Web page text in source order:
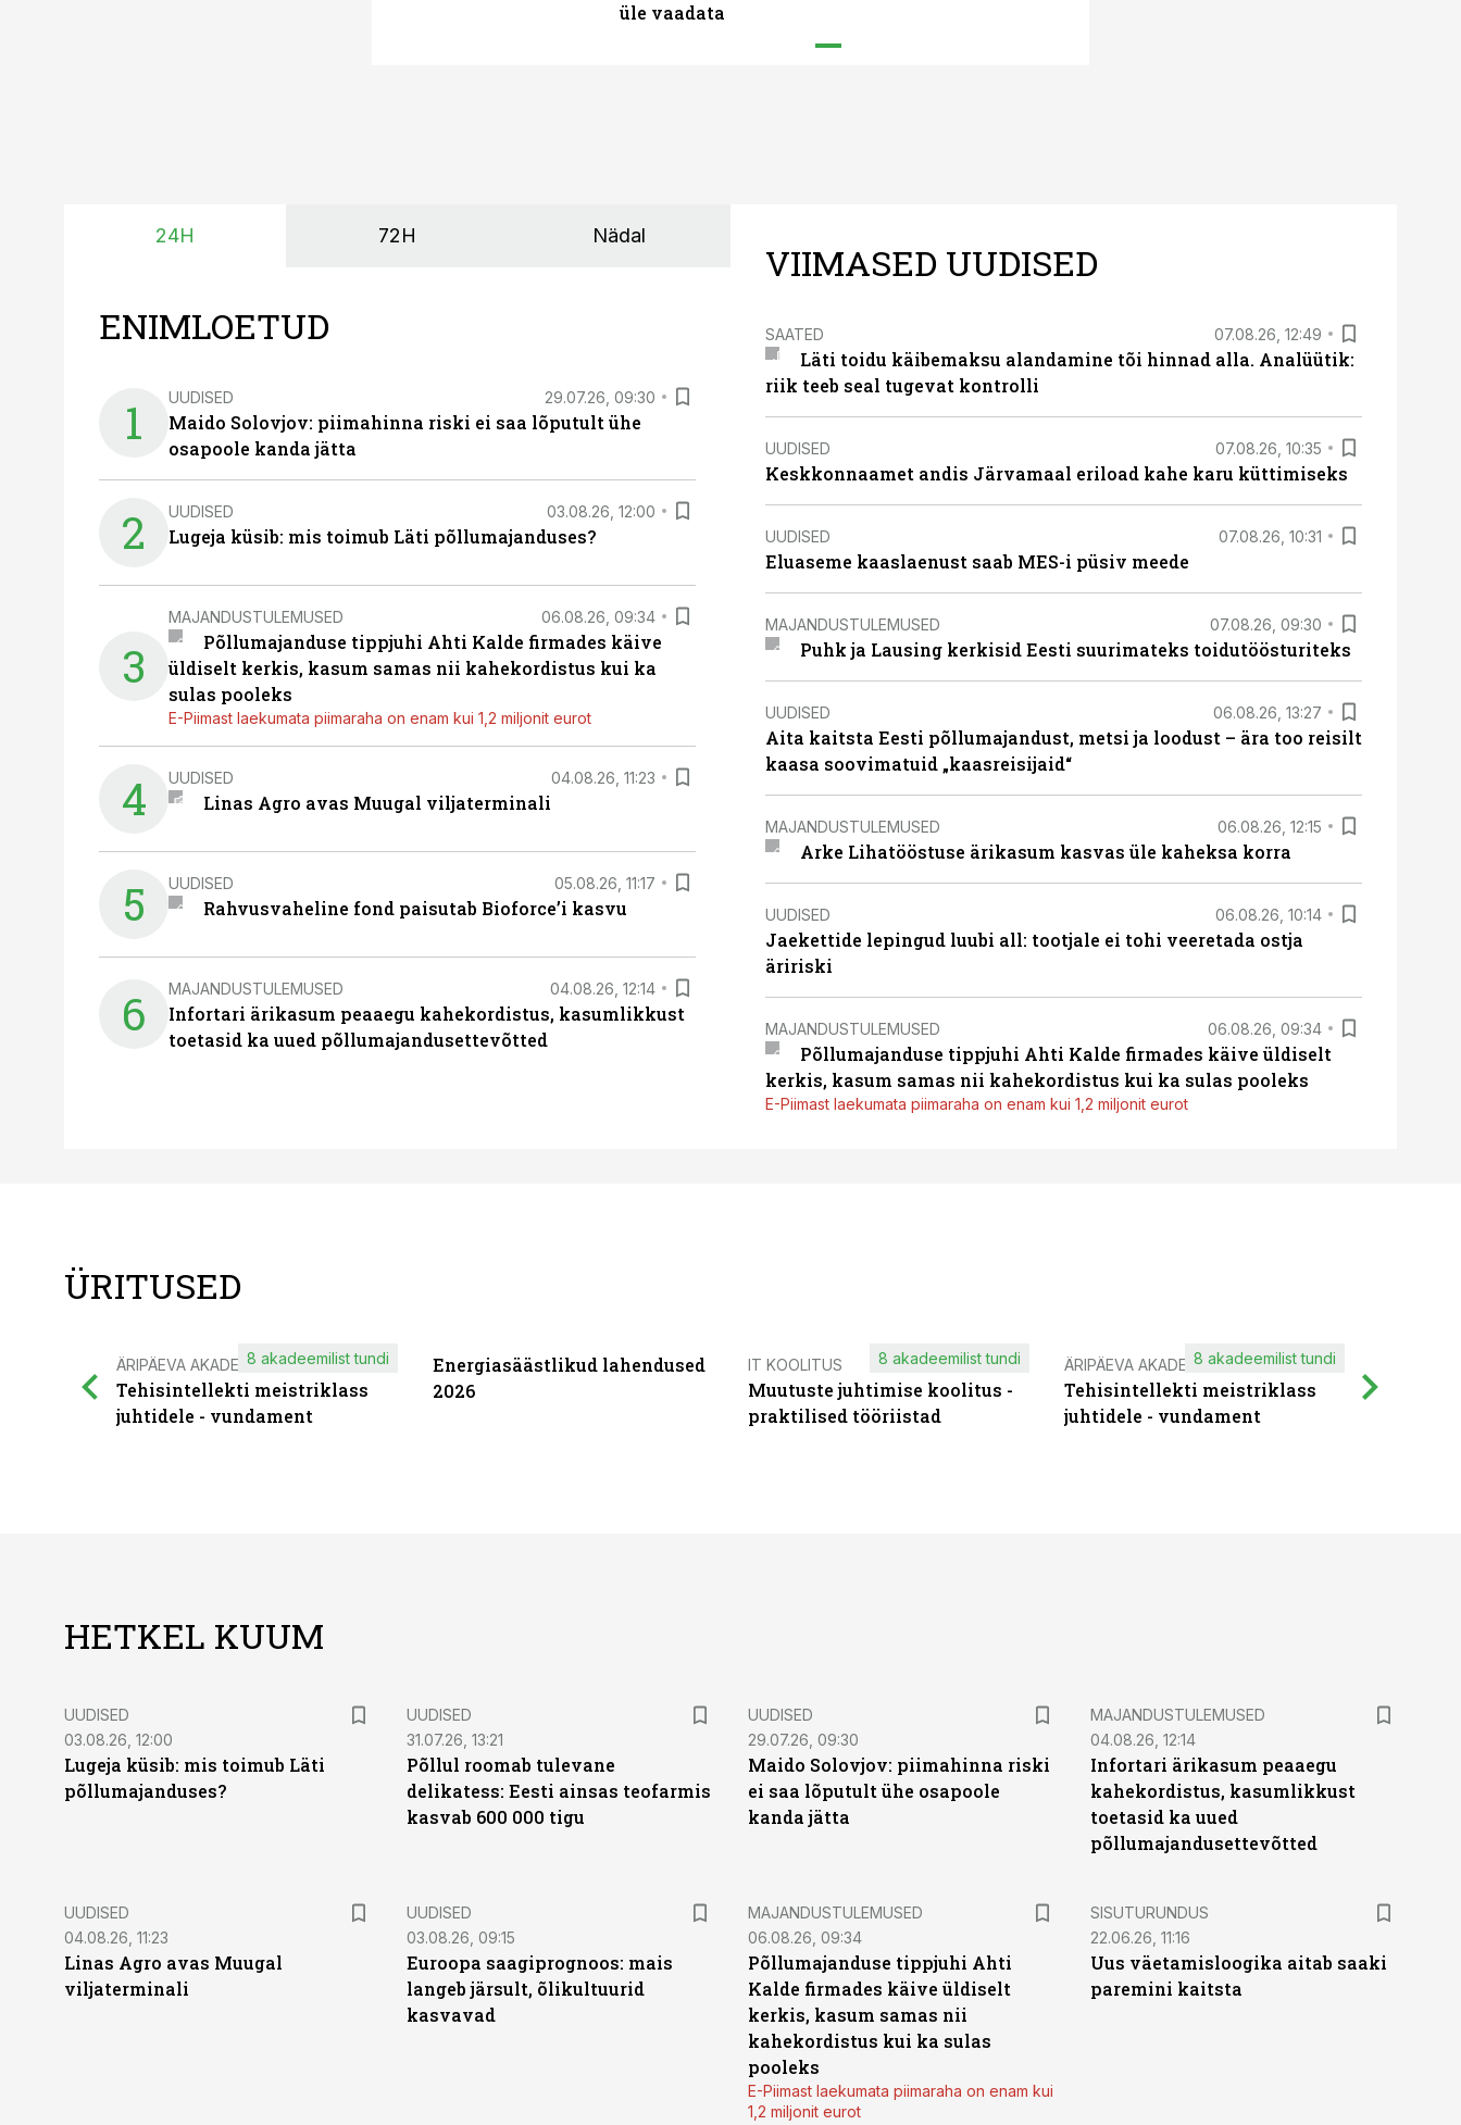
üle vaadata
24H 72H Nädal
ENIMLOETUD
1 UUDISED 29.07.26, 09:30
Maido Solovjov: piimahinna riski ei saa lõputult ühe
osapoole kanda jätta
2 UUDISED 03.08.26, 12:00
Lugeja küsib: mis toimub Läti põllumajanduses?
3
MAJANDUSTULEMUSED 06.08.26, 09:34
Põllumajanduse tippjuhi Ahti Kalde firmades käive
üldiselt kerkis, kasum samas nii kahekordistus kui ka
sulas pooleks
E-Piimast laekumata piimaraha on enam kui 1,2 miljonit eurot
4 UUDISED 04.08.26, 11:23
Linas Agro avas Muugal viljaterminali
5 UUDISED 05.08.26, 11:17
Rahvusvaheline fond paisutab Bioforce’i kasvu
6 MAJANDUSTULEMUSED 04.08.26, 12:14
Infortari ärikasum peaaegu kahekordistus, kasumlikkust
toetasid ka uued põllumajandusettevõtted
VIIMASED UUDISED
SAATED 07.08.26, 12:49
Läti toidu käibemaksu alandamine tõi hinnad alla. Analüütik:
riik teeb seal tugevat kontrolli
UUDISED 07.08.26, 10:35
Keskkonnaamet andis Järvamaal eriload kahe karu küttimiseks
UUDISED 07.08.26, 10:31
Eluaseme kaaslaenust saab MES-i püsiv meede
MAJANDUSTULEMUSED 07.08.26, 09:30
Puhk ja Lausing kerkisid Eesti suurimateks toidutöösturiteks
UUDISED 06.08.26, 13:27
Aita kaitsta Eesti põllumajandust, metsi ja loodust – ära too reisilt
kaasa soovimatuid „kaasreisijaid“
MAJANDUSTULEMUSED 06.08.26, 12:15
Arke Lihatööstuse ärikasum kasvas üle kaheksa korra
UUDISED 06.08.26, 10:14
Jaekettide lepingud luubi all: tootjale ei tohi veeretada ostja
äririski
MAJANDUSTULEMUSED 06.08.26, 09:34
Põllumajanduse tippjuhi Ahti Kalde firmades käive üldiselt
kerkis, kasum samas nii kahekordistus kui ka sulas pooleks
E-Piimast laekumata piimaraha on enam kui 1,2 miljonit eurot
ÜRITUSED
ÄRIPÄEVA AKADEEMIA
Tehisintellekti meistriklass
juhtidele - vundament
8 akadeemilist tundi
Energiasäästlikud lahendused
2026
IT KOOLITUS
Muutuste juhtimise koolitus -
praktilised tööriistad
8 akadeemilist tundi ÄRIPÄEVA AKADEEMIA
Tehisintellekti meistriklass
juhtidele - vundament
8 akadeemilist tundi
HETKEL KUUM
UUDISED
03.08.26, 12:00
Lugeja küsib: mis toimub Läti
põllumajanduses?
UUDISED
31.07.26, 13:21
Põllul roomab tulevane
delikatess: Eesti ainsas teofarmis
kasvab 600 000 tigu
UUDISED
29.07.26, 09:30
Maido Solovjov: piimahinna riski
ei saa lõputult ühe osapoole
kanda jätta
MAJANDUSTULEMUSED
04.08.26, 12:14
Infortari ärikasum peaaegu
kahekordistus, kasumlikkust
toetasid ka uued
põllumajandusettevõtted
UUDISED
04.08.26, 11:23
Linas Agro avas Muugal
viljaterminali
UUDISED
03.08.26, 09:15
Euroopa saagiprognoos: mais
langeb järsult, õlikultuurid
kasvavad
MAJANDUSTULEMUSED
06.08.26, 09:34
Põllumajanduse tippjuhi Ahti
Kalde firmades käive üldiselt
kerkis, kasum samas nii
kahekordistus kui ka sulas
pooleks
E-Piimast laekumata piimaraha on enam kui
1,2 miljonit eurot
ST
SISUTURUNDUS
22.06.26, 11:16
Uus väetamisloogika aitab saaki
paremini kaitsta